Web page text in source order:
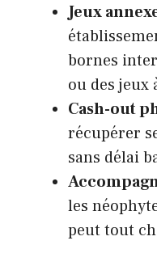
Jeux
bornes
ou des jeux
Cash-out
récupérer
sans délai
les
peut tout